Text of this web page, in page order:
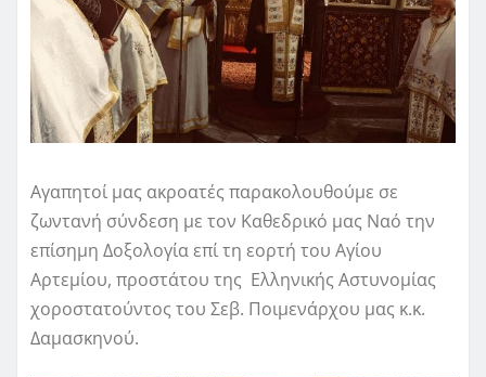
Αγαπητοί μας ακροατές παρακολουθούμε σε
ζωντανή σύνδεση με τον Καθεδρικό μας Ναό την
επίσημη Δοξολογία επί τη εορτή του Αγίου
Αρτεμίου, προστάτου της Ελληνικής Αστυνομίας
χοροστατούντος του Σεβ. Ποιμενάρχου μας κ.κ.
Δαμασκηνού.